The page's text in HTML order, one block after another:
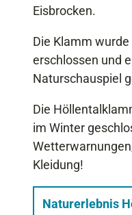
Eisbrocken.
Die Klamm
erschlossen und
Naturschauspiel
Die
im Winter
Kleidung!
Naturerlebnis